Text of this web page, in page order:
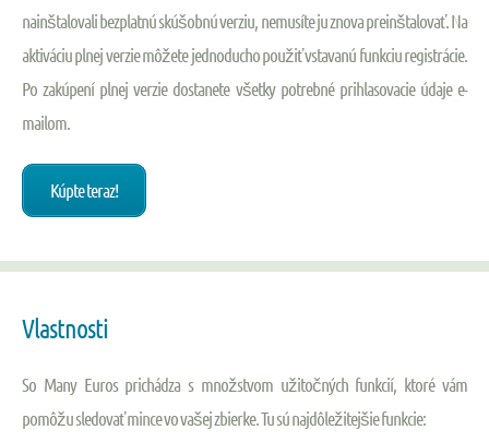
nainštalovali bezplatnú skúšobnú verziu, nemusíte ju znova preinštalovať. Na
aktiváciu plnej verzie môžete jednoducho použiť vstavanú funkciu registrácie.
Po zakúpení plnej verzie dostanete všetky potrebné prihlasovacie údaje e-
mailom.
Kúpte teraz!
Vlastnosti
So Many Euros prichádza s množstvom užitočných funkcií, ktoré vám
pomôžu sledovať mince vo vašej zbierke. Tu sú najdôležitejšie funkcie: